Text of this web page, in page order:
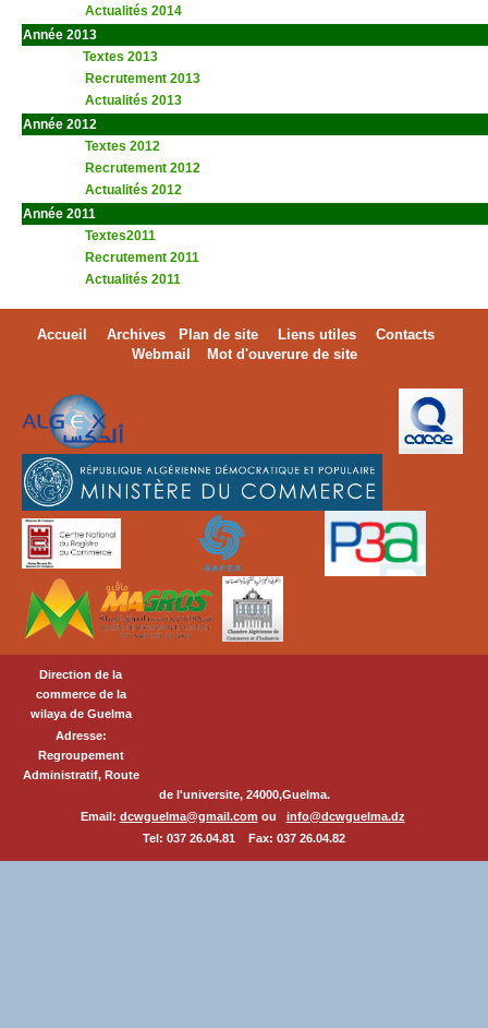
Actualités 2014
Année 2013
Textes 2013
Recrutement 2013
Actualités 2013
Année 2012
Textes 2012
Recrutement 2012
Actualités 2012
Année 2011
Textes2011
Recrutement 2011
Actualités 2011
Accueil Archives Plan de site Liens utiles
Contacts
Webmail
Mot d'ouverure de site
Direction de la
commerce de la
wilaya de Guelma
Adresse:
Regroupement
Administratif, Route
de l'universite, 24000,Guelma.
Email: dcwguelma@gmail.com ou info@dcwguelma.dz
Tel: 037 26.04.81 Fax: 037 26.04.82